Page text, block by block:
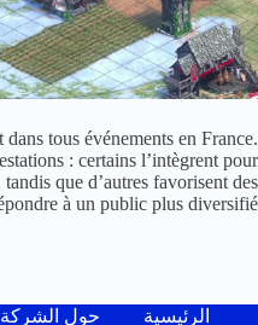
tous événements en France.
: certains l’intègrent pour
que d’autres favorisent des
à un public plus diversifié.
الرئيسية حول الشركة